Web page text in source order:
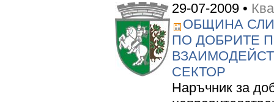
29-07-2009 •
ОБЩИНА
ПО ДОБРИТЕ
СЕКТОР
Наръчник за